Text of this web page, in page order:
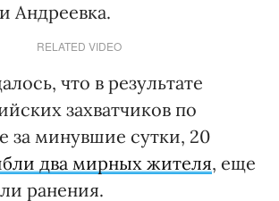
Андреевка.
RELATED VIDEO
что в результате
захватчиков по
за минувшие сутки, 20
два мирных жителя, еще
ранения.